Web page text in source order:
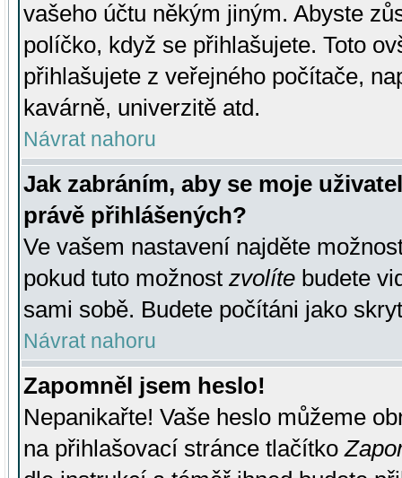
vašeho účtu někým jiným. Abyste
políčko, když se přihlašujete. Toto
přihlašujete z veřejného počítače,
kavárně, univerzitě atd.
Návrat nahoru
Jak zabráním, aby se moje
právě přihlášených?
Ve vašem nastavení najděte
pokud tuto možnost zvolíte budete
sami sobě. Budete počítáni jako
Návrat nahoru
Zapomněl jsem heslo!
Nepanikařte! Vaše heslo můžeme
na přihlašovací stránce tlačítko